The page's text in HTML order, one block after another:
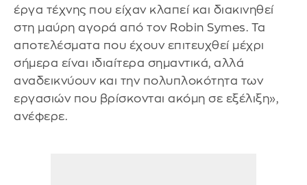
έργα τέχνης που είχαν κλαπεί και διακινηθεί
στη μαύρη αγορά από τον Robin Symes. Τα
αποτελέσματα που έχουν επιτευχθεί μέχρι
σήμερα είναι ιδιαίτερα σημαντικά, αλλά
αναδεικνύουν και την πολυπλοκότητα των
εργασιών που βρίσκονται ακόμη σε εξέλιξη»,
ανέφερε.